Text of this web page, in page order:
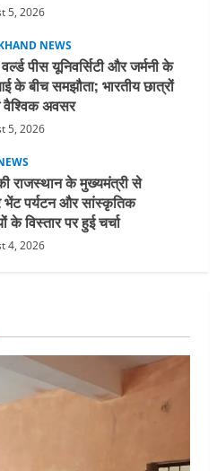
5, 2026
राजस्थान के मुख्यमंत्री से
भेंट पर्यटन और सांस्कृतिक
के विस्तार पर हुई चर्चा
4, 2026
NEWS
जिला निर्वाचन अधिकारी ने
क्षेत्र के पोलिंग बूथों का
एसआईआर आपत्ति निस्तारण
व्यवस्थाओं का लिया जायजा
पुरस्कार के लिए 13 वीरांगनाओं का
NEWS
2026 के सब-कॉन्टेस्ट ‘मिस